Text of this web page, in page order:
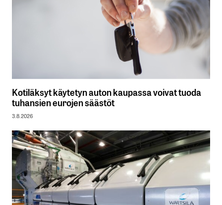
Kotiläksyt käytetyn auton kaupassa voivat tuoda
tuhansien eurojen säästöt
3.8.2026